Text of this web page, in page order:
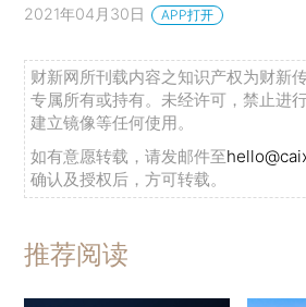
2021年04月30日 APP打开
财新网所刊载内容之知识产权为财新
专属所有或持有。未经许可，禁止进
建立镜像等任何使用。
如有意愿转载，请发邮件至
确认及授权后，方可转载。
推荐阅读